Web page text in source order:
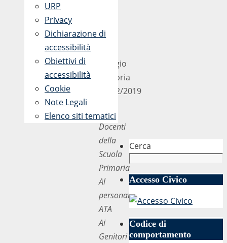
Reggio
Calabria
10/12/2019
Ai
Docenti
della
Scuola
Primaria
Al
personale
ATA
Ai
Genitori
URP
Privacy
Dichiarazione di
accessibilità
Obiettivi di
accessibilità
Cookie
Note Legali
Elenco siti tematici
Cerca
Accesso Civico
Codice di
comportamento